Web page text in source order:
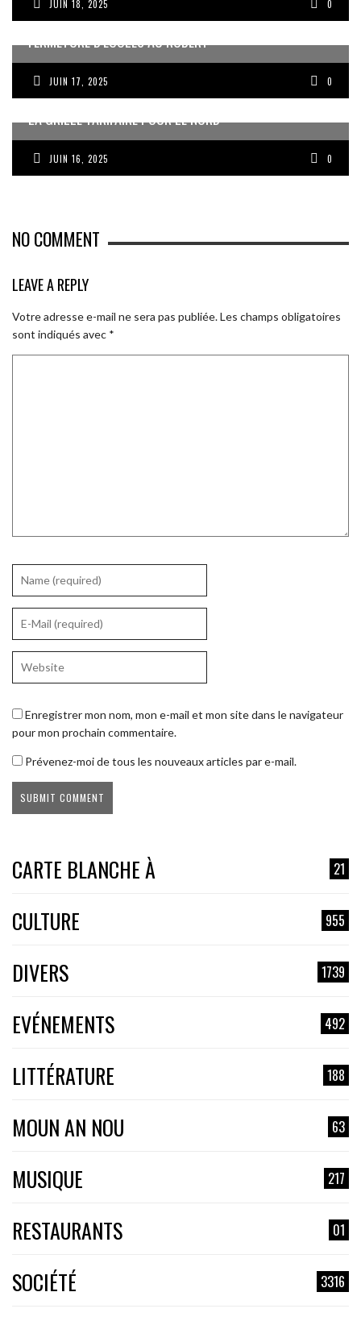
JUIN 18, 2025 0
FERMETURE D’ÉCOLES AU ROBERT
JUIN 17, 2025 0
LA GRILLE TARIFAIRE POUR LE NORD
JUIN 16, 2025 0
NO COMMENT
LEAVE A REPLY
Votre adresse e-mail ne sera pas publiée.Les champs obligatoires
sont indiqués avec *
Enregistrer mon nom, mon e-mail et mon site dans le navigateur
pour mon prochain commentaire.
Prévenez-moi de tous les nouveaux articles par e-mail.
CARTE BLANCHE À 21
CULTURE 955
DIVERS 1739
EVÉNEMENTS 492
LITTÉRATURE 188
MOUN AN NOU 63
MUSIQUE 217
RESTAURANTS 01
SOCIÉTÉ 3316